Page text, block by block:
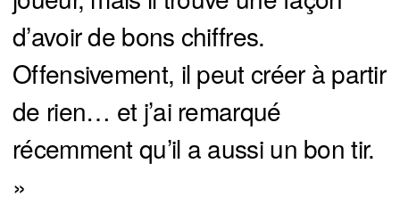
d’avoir de bons chiffres.
Offensivement, il peut créer à partir
de rien… et j’ai remarqué
récemment qu’il a aussi un bon tir.
»